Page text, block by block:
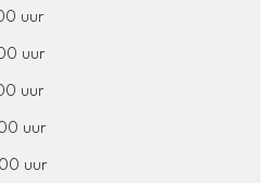
uur
uur
uur
uur
uur